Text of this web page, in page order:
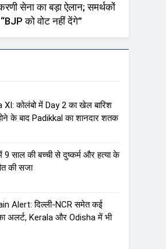
सेना का बड़ा ऐलान; समर्थकों
को वोट नहीं देंगे”
कोलंबो में Day 2 का खेल बारिश
के बाद Padikkal का शानदार शतक
में 9 साल की बच्ची से दुष्कर्म और हत्या के
की सजा
Alert: दिल्ली-NCR समेत कई
का अलर्ट, Kerala और Odisha में भी